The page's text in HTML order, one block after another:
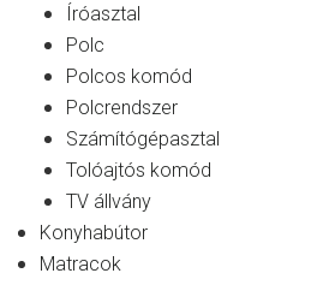
Íróasztal
Polc
Polcos komód
Polcrendszer
Számítógépasztal
Tolóajtós komód
TV állvány
Konyhabútor
Matracok